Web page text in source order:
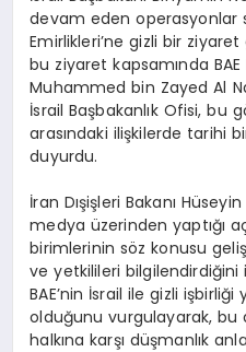
devam eden operasyonlar
Emirlikleri’ne gizli bir
bu ziyaret kapsamında BAE
Muhammed bin Zayed Al
İsrail Başbakanlık Ofisi, bu
arasındaki ilişkilerde tarihi
duyurdu.
İran Dışişleri Bakanı
medya üzerinden yaptığı
birimlerinin söz konusu
ve yetkilileri
BAE’nin İsrail ile gizli
olduğunu vurgulayarak, bu
halkına karşı düşmanlık